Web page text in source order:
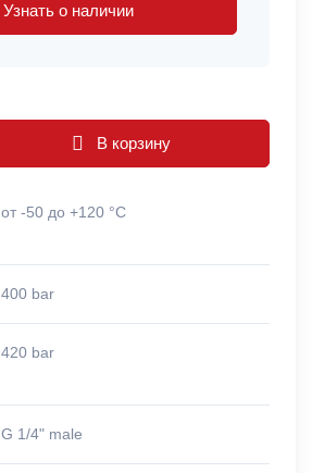
Узнать о наличии
В корзину
от -50 до +120 °C
400 bar
420 bar
G 1/4" male